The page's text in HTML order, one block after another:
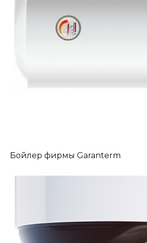
Бойлер фирмы Garanterm